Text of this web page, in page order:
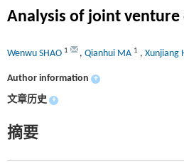
Analysis of joint
Wenwu SHAO 1 , Qianhui MA 1 , Xunjiang
Author information +
文章历史 +
摘要